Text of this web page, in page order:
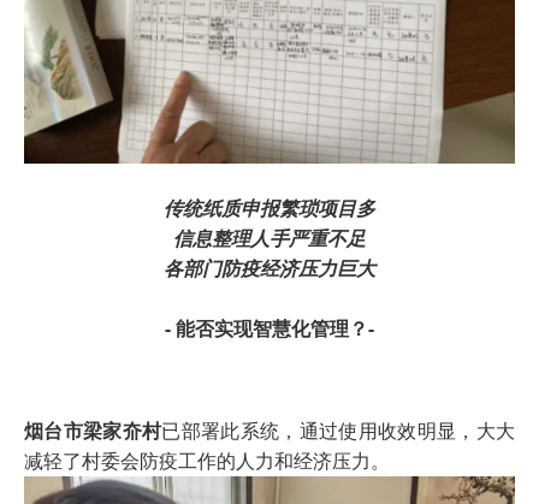
传统纸质申报繁琐项目多
信息整理人手严重不足
各部门防疫经济压力巨大
- 能否实现智慧化管理？-
烟台市梁家夼村已部署此系统，通过使用收效明显，大大
减轻了村委会防疫工作的人力和经济压力。